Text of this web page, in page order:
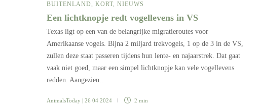
BUITENLAND, KORT, NIEUWS
Een lichtknopje redt vogellevens in VS
Texas ligt op een van de belangrijke migratieroutes voor
Amerikaanse vogels. Bijna 2 miljard trekvogels, 1 op de 3 in de VS,
zullen deze staat passeren tijdens hun lente- en najaarstrek. Dat gaat
vaak niet goed, maar een simpel lichtknopje kan vele vogellevens
redden. Aangezien…
AnimalsToday | 26 04 2024 2 min